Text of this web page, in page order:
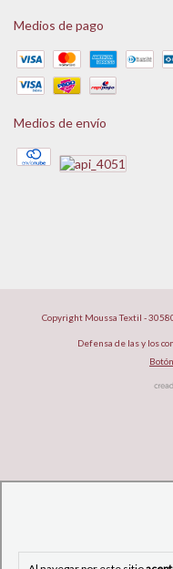
Medios de pago
Medios de envío
Copyright Moussa Textil -
Defensa de las y los